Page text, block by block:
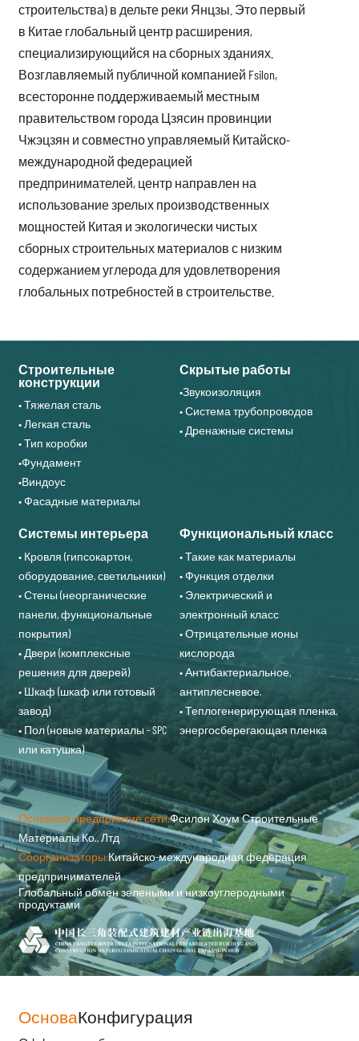
строительства) в дельте реки Янцзы. Это первый
в Китае глобальный центр расширения,
специализирующийся на сборных зданиях.
Возглавляемый публичной компанией Fsilon,
всесторонне поддерживаемый местным
правительством города Цзясин провинции
Чжэцзян и совместно управляемый Китайско-
международной федерацией
предпринимателей, центр направлен на
использование зрелых производственных
мощностей Китая и экологически чистых
сборных строительных материалов с низким
содержанием углерода для удовлетворения
глобальных потребностей в строительстве.
Строительные
конструкции
• Тяжелая сталь
• Легкая сталь
• Тип коробки
•Фундамент
•Виндоус
• Фасадные материалы
Скрытые работы
•Звукоизоляция
• Система трубопроводов
• Дренажные системы
Системы интерьера
• Кровля (гипсокартон,
оборудование, светильники)
• Стены (неорганические
панели, функциональные
покрытия)
• Двери (комплексные
решения для дверей)
• Шкаф (шкаф или готовый
завод)
• Пол (новые материалы - SPC
или катушка)
Функциональный класс
• Такие как материалы
• Функция отделки
• Электрический и
электронный класс
• Отрицательные ионы
кислорода
• Антибактериальное,
антиплесневое,
• Теплогенерирующая пленка,
энергосберегающая пленка
Основное предприятие сети:Фсилон Хоум Строительные
Материалы Ко., Лтд
Соорганизаторы:Китайско-международная федерация
предпринимателей
Глобальный обмен зелеными и низкоуглеродными
продуктами
ОсноваКонфигурация